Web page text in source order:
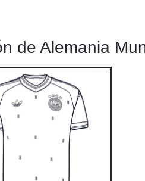
de Alemania